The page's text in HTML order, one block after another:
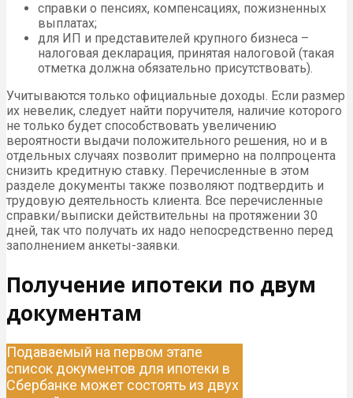
справки о пенсиях, компенсациях, пожизненных
выплатах;
для ИП и представителей крупного бизнеса –
налоговая декларация, принятая налоговой (такая
отметка должна обязательно присутствовать).
Учитываются только официальные доходы. Если размер
их невелик, следует найти поручителя, наличие которого
не только будет способствовать увеличению
вероятности выдачи положительного решения, но и в
отдельных случаях позволит примерно на полпроцента
снизить кредитную ставку. Перечисленные в этом
разделе документы также позволяют подтвердить и
трудовую деятельность клиента. Все перечисленные
справки/выписки действительны на протяжении 30
дней, так что получать их надо непосредственно перед
заполнением анкеты-заявки.
Получение ипотеки по двум
документам
Подаваемый на первом этапе
список документов для ипотеки в
Сбербанке может состоять из двух